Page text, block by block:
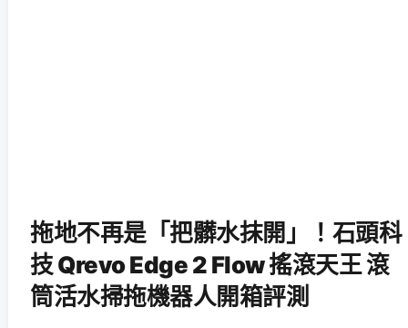
拖地不再是「把髒水抹開」！石頭科
技 Qrevo Edge 2 Flow 搖滾天王 滾
筒活水掃拖機器人開箱評測